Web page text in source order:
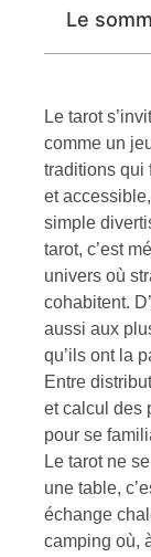
Le
Le tarot
comme un
traditions qui
et
simple
tarot, c’est
univers où
cohabitent.
aussi aux
qu’ils ont la
Entre
et calcul des
pour se
Le tarot ne
une table,
échange
camping où,